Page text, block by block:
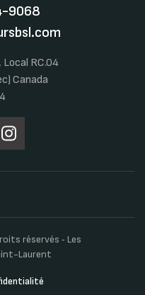
9068
RC.04
Canada
réservés ‐ Les
Laurent